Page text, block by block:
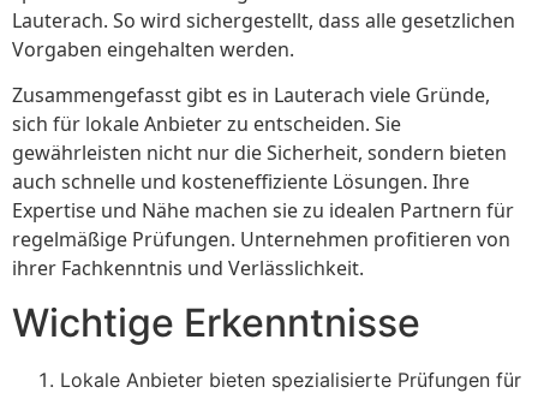
Lauterach. So wird sichergestellt, dass alle gesetzlichen
Vorgaben eingehalten werden.
Zusammengefasst gibt es in Lauterach viele Gründe,
sich für lokale Anbieter zu entscheiden. Sie
gewährleisten nicht nur die Sicherheit, sondern bieten
auch schnelle und kosteneffiziente Lösungen. Ihre
Expertise und Nähe machen sie zu idealen Partnern für
regelmäßige Prüfungen. Unternehmen profitieren von
ihrer Fachkenntnis und Verlässlichkeit.
Wichtige Erkenntnisse
Lokale Anbieter bieten spezialisierte Prüfungen für